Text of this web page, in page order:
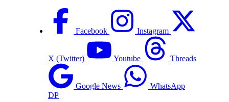
Facebook Instagram
X (Twitter) Youtube Threads
Google News
WhatsApp
DP